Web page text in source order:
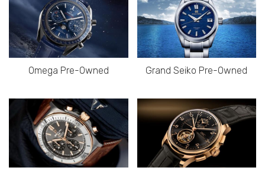
Grand Seiko Pre-Owned
Omega Pre-Owned